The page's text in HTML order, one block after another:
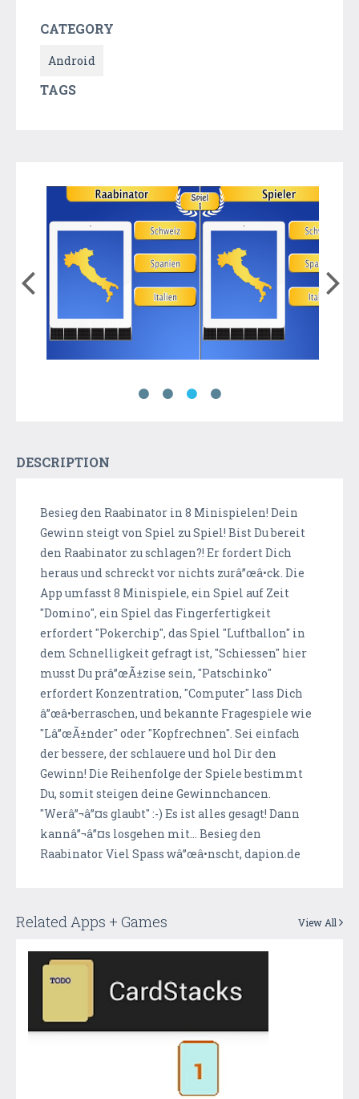
CATEGORY
Android
TAGS
DESCRIPTION
Besieg den Raabinator in 8 Minispielen! Dein
Gewinn steigt von Spiel zu Spiel! Bist Du bereit
den Raabinator zu schlagen?! Er fordert Dich
heraus und schreckt vor nichts zurâ”œâ•ck. Die
App umfasst 8 Minispiele, ein Spiel auf Zeit
"Domino", ein Spiel das Fingerfertigkeit
erfordert "Pokerchip", das Spiel "Luftballon" in
dem Schnelligkeit gefragt ist, "Schiessen" hier
musst Du prâ”œÃ±zise sein, "Patschinko"
erfordert Konzentration, "Computer" lass Dich
â”œâ•berraschen, und bekannte Fragespiele wie
"Lâ”œÃ±nder" oder "Kopfrechnen". Sei einfach
der bessere, der schlauere und hol Dir den
Gewinn! Die Reihenfolge der Spiele bestimmt
Du, somit steigen deine Gewinnchancen.
"Werâ”¬â”¤s glaubt" :-) Es ist alles gesagt! Dann
kannâ”¬â”¤s losgehen mit... Besieg den
Raabinator Viel Spass wâ”œâ•nscht, dapion.de
Related Apps + Games View All